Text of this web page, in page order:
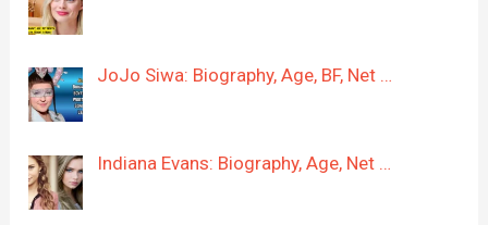
JoJo Siwa: Biography, Age, BF, Net …
Indiana Evans: Biography, Age, Net …